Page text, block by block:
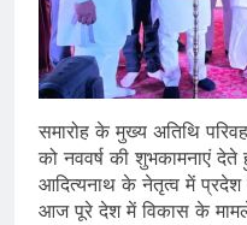
समारोह के मुख्य अतिथि
को नववर्ष की शुभकामनाएं देते
आदित्यनाथ के नेतृत्व में प्रदेश
आज पूरे देश में विकास के मामले